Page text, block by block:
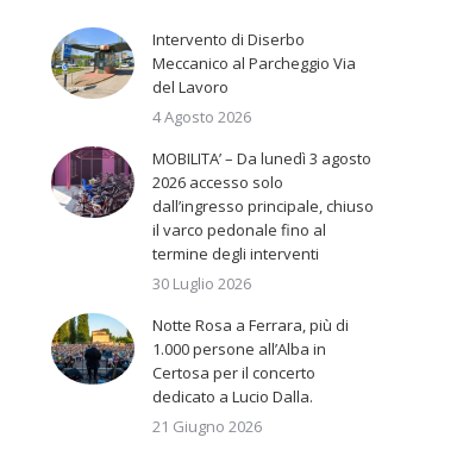
Intervento di Diserbo
Meccanico al Parcheggio Via
del Lavoro
4 Agosto 2026
MOBILITA’ – Da lunedì 3 agosto
2026 accesso solo
dall’ingresso principale, chiuso
il varco pedonale fino al
termine degli interventi
30 Luglio 2026
Notte Rosa a Ferrara, più di
1.000 persone all’Alba in
Certosa per il concerto
dedicato a Lucio Dalla.
21 Giugno 2026